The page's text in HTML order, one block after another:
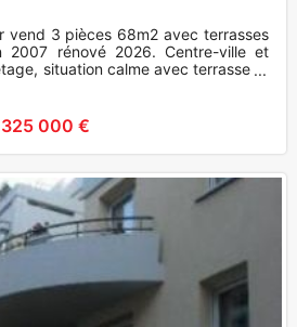
vend 3 pièces 68m2 avec terrasses
2007 rénové 2026. Centre-ville et
situation calme avec terrasse et
325 000 €